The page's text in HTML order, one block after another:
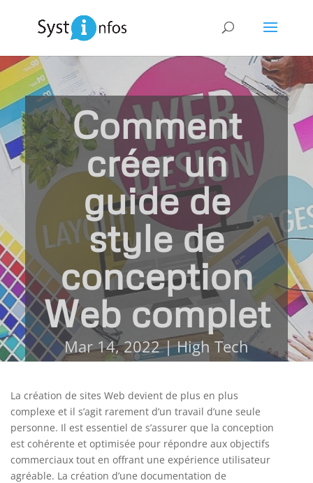
Comment
créer un
guide de
style de
conception
Web complet
Mar 14, 2022|High Tech
La création de sites Web devient de plus en plus
complexe et il s’agit rarement d’un travail d’une seule
personne. Il est essentiel de s’assurer que la conception
est cohérente et optimisée pour répondre aux objectifs
commerciaux tout en offrant une expérience utilisateur
agréable. La création d’une documentation de